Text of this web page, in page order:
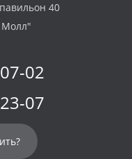
40
Молл"
02
07